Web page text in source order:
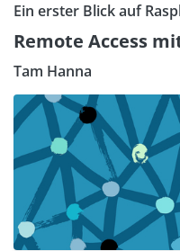
Ein erster Blick auf
Remote Access
Tam Hanna